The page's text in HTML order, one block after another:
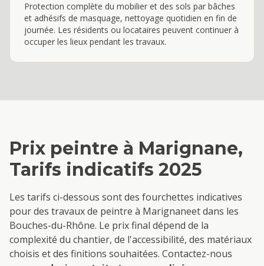
Protection complète du mobilier et des sols par bâches
et adhésifs de masquage, nettoyage quotidien en fin de
journée. Les résidents ou locataires peuvent continuer à
occuper les lieux pendant les travaux.
Prix peintre à Marignane,
Tarifs indicatifs 2025
Les tarifs ci-dessous sont des fourchettes indicatives
pour des travaux de peintre à Marignaneet dans les
Bouches-du-Rhône. Le prix final dépend de la
complexité du chantier, de l'accessibilité, des matériaux
choisis et des finitions souhaitées. Contactez-nous